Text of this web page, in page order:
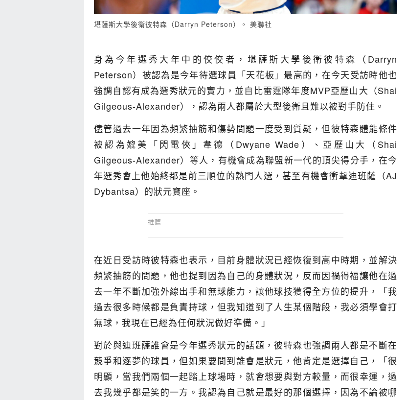
堪薩斯大學後衛彼特森（Darryn Peterson）。 美聯社
身為今年選秀大年中的佼佼者，堪薩斯大學後衛彼特森（Darryn
Peterson）被認為是今年待選球員「天花板」最高的，在今天受訪時他也
強調自認有成為選秀狀元的實力，並自比雷霆隊年度MVP亞歷山大（Shai
Gilgeous-Alexander），認為兩人都屬於大型後衛且難以被對手防住。
儘管過去一年因為頻繁抽筋和傷勢問題一度受到質疑，但彼特森體能條件
被認為媲美「閃電俠」韋德（Dwyane Wade）、亞歷山大（Shai
Gilgeous-Alexander）等人，有機會成為聯盟新一代的頂尖得分手，在今
年選秀會上他始終都是前三順位的熱門人選，甚至有機會衝擊迪班薩（AJ
Dybantsa）的狀元寶座。
在近日受訪時彼特森也表示，目前身體狀況已經恢復到高中時期，並解決
頻繁抽筋的問題，他也提到因為自己的身體狀況，反而因禍得福讓他在過
去一年不斷加強外線出手和無球能力，讓他球技獲得全方位的提升，「我
過去很多時候都是負責持球，但我知道到了人生某個階段，我必須學會打
無球，我現在已經為任何狀況做好準備。」
對於與迪班薩誰會是今年選秀狀元的話題，彼特森也強調兩人都是不斷在
競爭和逐夢的球員，但如果要問到誰會是狀元，他肯定是選擇自己，「很
明顯，當我們兩個一起踏上球場時，就會想要與對方較量，而很幸運，過
去我幾乎都是笑的一方。我認為自己就是最好的那個選擇，因為不論被哪